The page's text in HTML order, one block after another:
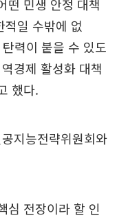
떤 민생 안정 대책
적일 수밖에 없
력이 붙을 수 있도
경제 활성화 대책
했다.
지능전략위원회와
심 전장이라 할 인